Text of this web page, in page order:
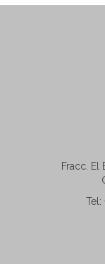
Fracc. El
Tel: